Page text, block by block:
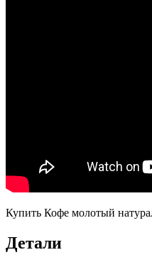
Купить Кофе молотый
Детали